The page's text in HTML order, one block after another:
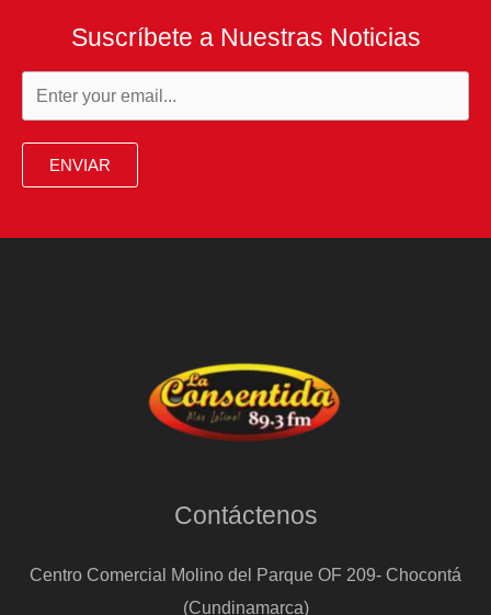
Suscríbete a Nuestras Noticias
ENVIAR
Contáctenos
Centro Comercial Molino del Parque OF 209- Chocontá
(Cundinamarca)